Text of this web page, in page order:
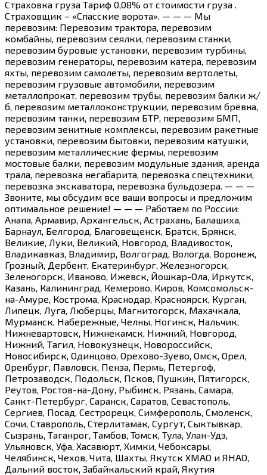
Страховка груза Тариф 0,08% от стоимости груза .
Страховщик – «Спасские ворота». — — — Мы
перевозим: Перевозим трактора, перевозим
комбайны, перевозим сеялки, перевозим станки,
перевозим буровые установки, перевозим турбины,
перевозим генераторы, перевозим катера, перевозим
яхты, перевозим самолеты, перевозим вертолеты,
перевозим грузовые автомобили, перевозим
металлопрокат, перевозим трубы, перевозим балки ж/
б, перевозим металлоконструкции, перевозим брёвна,
перевозим танки, перевозим БТР, перевозим БМП,
перевозим зенитные комплексы, перевозим ракетные
установки, перевозим бытовки, перевозим катушки,
перевозим металлические фермы, перевозим
мостовые балки, перевозим модульные здания, аренда
трала, перевозка негабарита, перевозка спецтехники,
перевозка экскаватора, перевозка бульдозера. — — —
Звоните, мы обсудим все ваши вопросы и предложим
оптимальное решение! — — — Работаем по России:
Анапа, Армавир, Архангельск, Астрахань, Балашиха,
Барнаул, Белгород, Благовещенск, Братск, Брянск,
Великие, Луки, Великий, Новгород, Владивосток,
Владикавказ, Владимир, Волгоград, Вологда, Воронеж,
Грозный, Дербент, Екатеринбург, Железногорск,
Зеленогорск, Иваново, Ижевск, Йошкар-Ола, Иркутск,
Казань, Калининград, Кемерово, Киров, Комсомольск-
на-Амуре, Кострома, Краснодар, Красноярск, Курган,
Липецк, Луга, Люберцы, Магнитогорск, Махачкала,
Мурманск, Набережные, Челны, Ногинск, Нальчик,
Нижневартовск, Нижнекамск, Нижний, Новгород,
Нижний, Тагил, Новокузнецк, Новороссийск,
Новосибирск, Одинцово, Орехово-Зуево, Омск, Орел,
Оренбург, Павловск, Пенза, Пермь, Петергоф,
Петрозаводск, Подольск, Псков, Пушкин, Пятигорск,
Реутов, Ростов-на-Дону, Рыбинск, Рязань, Самара,
Санкт-Петербург, Саранск, Саратов, Севастополь,
Сергиев, Посад, Сестрорецк, Симферополь, Смоленск,
Сочи, Ставрополь, Стерлитамак, Сургут, Сыктывкар,
Сызрань, Таганрог, Тамбов, Томск, Тула, Улан-Удэ,
Ульяновск, Уфа, Хасавюрт, Химки, Чебоксары,
Челябинск, Чехов, Чита, Шахты, Якутск ХМАО и ЯНАО,
Дальний восток, Забайкальский край, Якутия